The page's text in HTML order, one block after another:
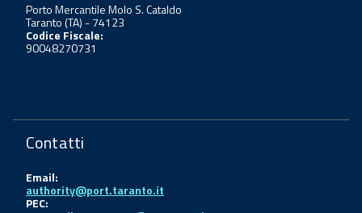
Porto Mercantile Molo S. Cataldo
Taranto (TA) - 74123
Codice Fiscale:
90048270731
Contatti
Email:
authority@port.taranto.it
PEC: